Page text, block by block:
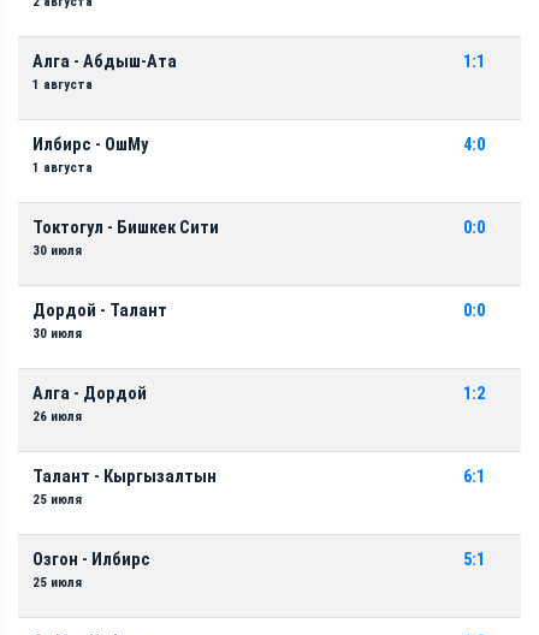
Алга - Абдыш-Ата
1 августа
1:1
Илбирс - ОшМу
1 августа
4:0
Токтогул - Бишкек Сити
30 июля
0:0
Дордой - Талант
30 июля
0:0
Алга - Дордой
26 июля
1:2
Талант - Кыргызалтын
25 июля
6:1
Озгон - Илбирс
25 июля
5:1